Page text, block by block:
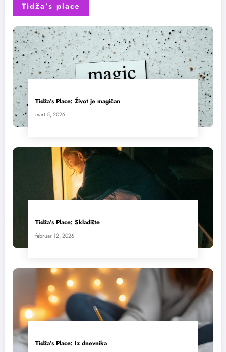
Tidža’s place
Tidža’s Place: Život je magičan
mart 5, 2026
Tidža’s Place: Skladište
februar 12, 2026
Tidža’s Place: Iz dnevnika